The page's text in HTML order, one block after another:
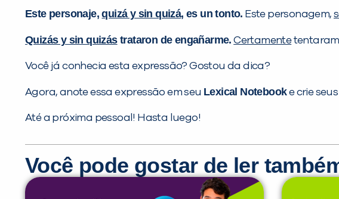
Este personaje,quizá y sin quizá, es un tonto. Este personagem,
Quizás y sin quizástrataron de engañarme. Certamentetentaram
Você já conhecia esta expressão? Gostou da dica?
Agora, anote essa expressão em seu Lexical Notebooke crie
Até a próxima pessoal! Hasta luego!
Você pode gostar de ler